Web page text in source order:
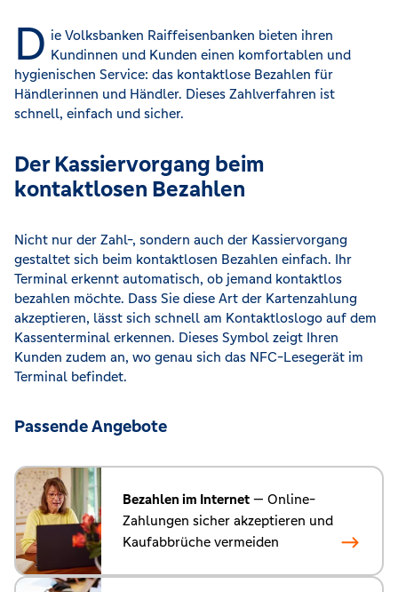
D ie Volksbanken Raiffeisenbanken bieten ihren
Kundinnen und Kunden einen komfortablen und
hygienischen Service: das kontaktlose Bezahlen für
Händlerinnen und Händler. Dieses Zahlverfahren ist
schnell, einfach und sicher.
Der Kassiervorgang beim
kontaktlosen Bezahlen
Nicht nur der Zahl-, sondern auch der Kassiervorgang
gestaltet sich beim kontaktlosen Bezahlen einfach. Ihr
Terminal erkennt automatisch, ob jemand kontaktlos
bezahlen möchte. Dass Sie diese Art der Kartenzahlung
akzeptieren, lässt sich schnell am Kontaktloslogo auf dem
Kassenterminal erkennen. Dieses Symbol zeigt Ihren
Kunden zudem an, wo genau sich das NFC-Lesegerät im
Terminal befindet.
Passende Angebote
Bezahlen im Internet — Online-
Zahlungen sicher akzeptieren und
Kaufabbrüche vermeiden